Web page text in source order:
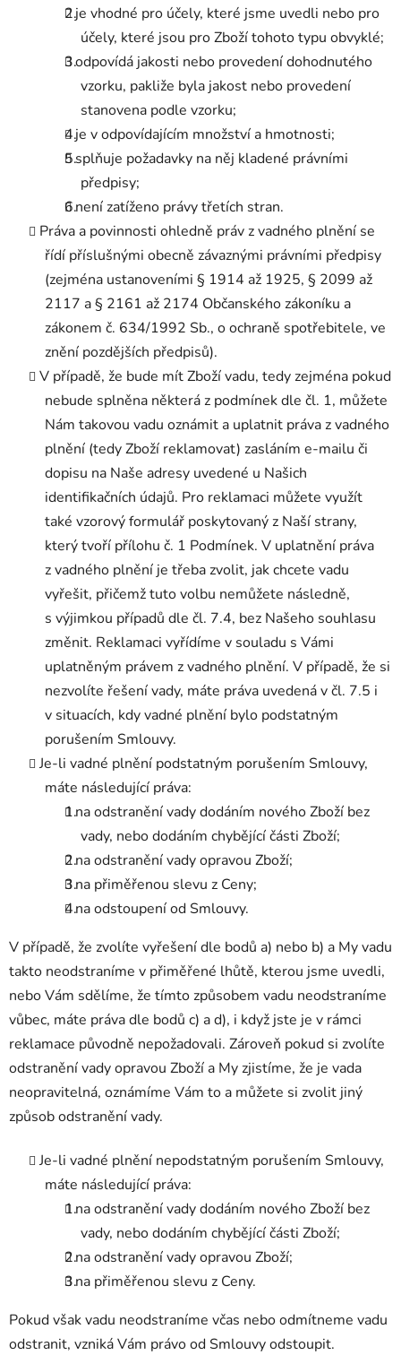
je vhodné pro účely, které jsme uvedli nebo pro
účely, které jsou pro Zboží tohoto typu obvyklé;
odpovídá jakosti nebo provedení dohodnutého
vzorku, pakliže byla jakost nebo provedení
stanovena podle vzorku;
je v odpovídajícím množství a hmotnosti;
splňuje požadavky na něj kladené právními
předpisy;
není zatíženo právy třetích stran.
Práva a povinnosti ohledně práv z vadného plnění se
řídí příslušnými obecně závaznými právními předpisy
(zejména ustanoveními § 1914 až 1925, § 2099 až
2117 a § 2161 až 2174 Občanského zákoníku a
zákonem č. 634/1992 Sb., o ochraně spotřebitele, ve
znění pozdějších předpisů).
V případě, že bude mít Zboží vadu, tedy zejména pokud
nebude splněna některá z podmínek dle čl. 1, můžete
Nám takovou vadu oznámit a uplatnit práva z vadného
plnění (tedy Zboží reklamovat) zasláním e-mailu či
dopisu na Naše adresy uvedené u Našich
identifikačních údajů. Pro reklamaci můžete využít
také vzorový formulář poskytovaný z Naší strany,
který tvoří přílohu č. 1 Podmínek. V uplatnění práva
z vadného plnění je třeba zvolit, jak chcete vadu
vyřešit, přičemž tuto volbu nemůžete následně,
s výjimkou případů dle čl. 7.4, bez Našeho souhlasu
změnit. Reklamaci vyřídíme v souladu s Vámi
uplatněným právem z vadného plnění. V případě, že si
nezvolíte řešení vady, máte práva uvedená v čl. 7.5 i
v situacích, kdy vadné plnění bylo podstatným
porušením Smlouvy.
Je-li vadné plnění podstatným porušením Smlouvy,
máte následující práva:
na odstranění vady dodáním nového Zboží bez
vady, nebo dodáním chybějící části Zboží;
na odstranění vady opravou Zboží;
na přiměřenou slevu z Ceny;
na odstoupení od Smlouvy.
V případě, že zvolíte vyřešení dle bodů a) nebo b) a My vadu
takto neodstraníme v přiměřené lhůtě, kterou jsme uvedli,
nebo Vám sdělíme, že tímto způsobem vadu neodstraníme
vůbec, máte práva dle bodů c) a d), i když jste je v rámci
reklamace původně nepožadovali. Zároveň pokud si zvolíte
odstranění vady opravou Zboží a My zjistíme, že je vada
neopravitelná, oznámíme Vám to a můžete si zvolit jiný
způsob odstranění vady.
Je-li vadné plnění nepodstatným porušením Smlouvy,
máte následující práva:
na odstranění vady dodáním nového Zboží bez
vady, nebo dodáním chybějící části Zboží;
na odstranění vady opravou Zboží;
na přiměřenou slevu z Ceny.
Pokud však vadu neodstraníme včas nebo odmítneme vadu
odstranit, vzniká Vám právo od Smlouvy odstoupit.